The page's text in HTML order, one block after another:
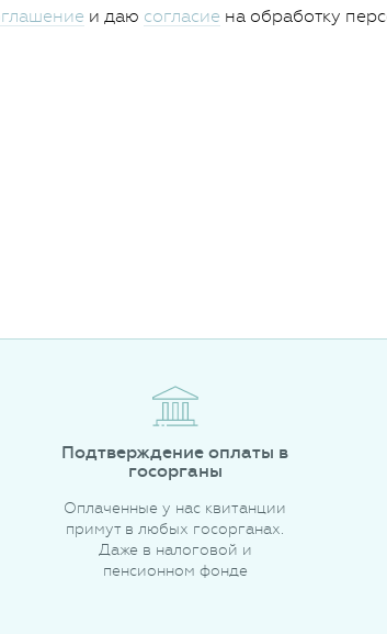
и даю согласие на обработку
Подтверждение оплаты в
госорганы
Оплаченные у нас квитанции
примут в любых госорганах.
Даже в налоговой и
пенсионном фонде